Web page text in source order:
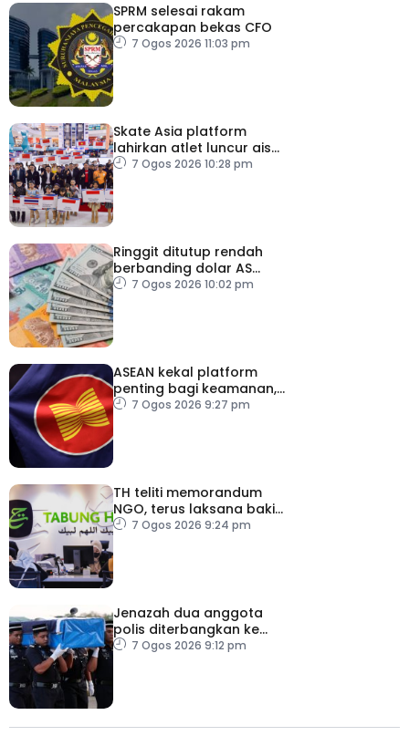
SPRM selesai rakam
percakapan bekas CFO
7 Ogos 2026 11:03 pm
Skate Asia platform
lahirkan atlet luncur ais
negara
7 Ogos 2026 10:28 pm
Ringgit ditutup rendah
berbanding dolar AS
menjelang pengumuman
7 Ogos 2026 10:02 pm
ASEAN kekal platform
penting bagi keamanan,
kestabilan serantau –
7 Ogos 2026 9:27 pm
TH teliti memorandum
NGO, terus laksana baki
syor RCI
7 Ogos 2026 9:24 pm
Jenazah dua anggota
polis diterbangkan ke
Kelantan
7 Ogos 2026 9:12 pm